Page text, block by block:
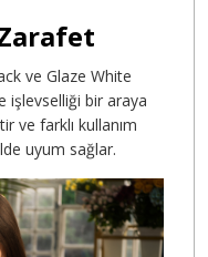
ve Glaze White
işlevselliği bir araya
ve farklı kullanım
uyum sağlar.